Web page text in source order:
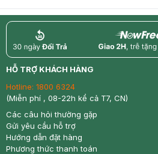
return nowfree
HỖ TRỢ KHÁCH HÀNG
Hotline: 1800 6324
(Miễn phí , 08-22h kể cả T7, CN)
Các câu hỏi thường gặp
Gửi yêu cầu hỗ trợ
Hướng dẫn đặt hàng
Phương thức thanh toán